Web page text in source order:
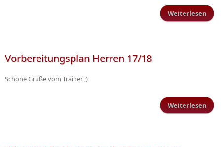
Weiterlesen
Vorbereitungsplan Herren 17/18
Schöne Grüße vom Trainer ;)
Weiterlesen